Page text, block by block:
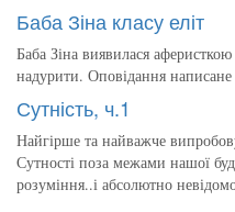
Баба Зіна класу еліт
Баба Зіна виявилася
надурити. Оповідання
Сутність, ч.1
Найгірше та найважче
Сутності поза межами нашої
розуміння..і абсолютно